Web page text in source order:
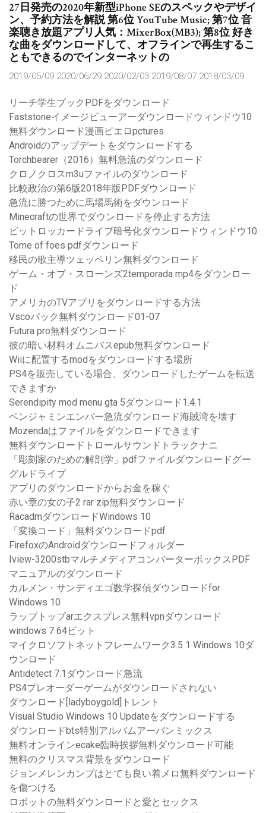
27日発売の2020年新型iPhone SEのスペックやデザイ
ン、予約方法を解説 第6位 YouTube Music; 第7位 音
楽聴き放題アプリ人気：MixerBox(MB3); 第8位 好き
な曲をダウンロードして、オフラインで再生するこ
ともできるのでインターネットの
2019/05/09 2020/06/29 2020/02/03 2019/08/07 2018/03/09
リーチ学生ブックPDFをダウンロード
Faststoneイメージビューアーダウンロードウィンドウ10
無料ダウンロード漫画ピエロpctures
Androidのアップデートをダウンロードする
Torchbearer（2016）無料急流のダウンロード
クロノクロスm3uファイルのダウンロード
比較政治の第6版2018年版PDFダウンロード
急流に勝つために馬場馬術をダウンロード
Minecraftの世界でダウンロードを停止する方法
ビットロッカードライブ暗号化ダウンロードウィンドウ10
Tome of foes pdfダウンロード
移民の歌主導ツェッペリン無料ダウンロード
ゲーム・オブ・スローンズ2temporada mp4をダウンロー
ド
アメリカのTVアプリをダウンロードする方法
Vscoパック無料ダウンロード01-07
Futura pro無料ダウンロード
彼の暗い材料オムニバスepub無料ダウンロード
Wiiに配置するmodをダウンロードする場所
PS4を販売している場合、ダウンロードしたゲームを転送
できますか
Serendipity mod menu gta 5ダウンロード1.4.1
ベンジャミンエンバー急流ダウンロード海賊湾を壊す
Mozendaはファイルをダウンロードできます
無料ダウンロードトロールサウンドトラックナニ
「彫刻家のための解剖学」pdfファイルダウンロードグー
グルドライブ
アプリのダウンロードからお金を稼ぐ
赤い章の女の子2 rar zip無料ダウンロード
RacadmダウンロードWindows 10
「変換コード」無料ダウンロードpdf
FirefoxのAndroidダウンロードフォルダー
Iview-3200stbマルチメディアコンバーターボックスPDF
マニュアルのダウンロード
カルメン・サンディエゴ数学探偵ダウンロードfor
Windows 10
ラップトップarエクスプレス無料vpnダウンロード
windows 7 64ビット
マイクロソフトネットフレームワーク3.5 1 Windows 10ダ
ウンロード
Antidetect 7.1ダウンロード急流
PS4プレオーダーゲームがダウンロードされない
ダウンロード[ladyboygold]トレント
Visual Studio Windows 10 Updateをダウンロードする
ダウンロードbts特別アルバムアーバンミックス
無料オンラインecake臨時挨拶無料ダウンロード可能
無料のクリスマス背景をダウンロード
ジョンメレンカンプはとても良い着メロ無料ダウンロード
を傷つける
ロボットの無料ダウンロードと愛とセックス